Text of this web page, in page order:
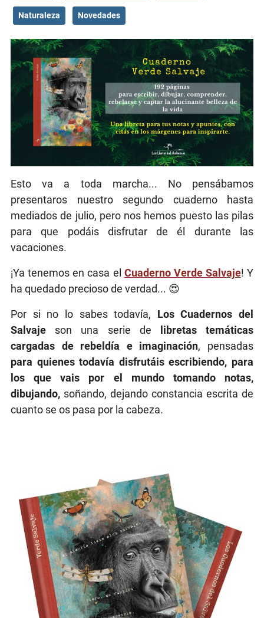
Naturaleza Novedades
Esto va a toda marcha... No pensábamos
presentaros nuestro segundo cuaderno hasta
mediados de julio, pero nos hemos puesto las pilas
para que podáis disfrutar de él durante las
vacaciones.
¡Ya tenemos en casa el Cuaderno Verde Salvaje! Y
ha quedado precioso de verdad... 😍
Por si no lo sabes todavía, Los Cuadernos del
Salvaje son una serie de libretas temáticas
cargadas de rebeldía e imaginación, pensadas
para quienes todavía disfrutáis escribiendo, para
los que vais por el mundo tomando notas,
dibujando, soñando, dejando constancia escrita de
cuanto se os pasa por la cabeza.